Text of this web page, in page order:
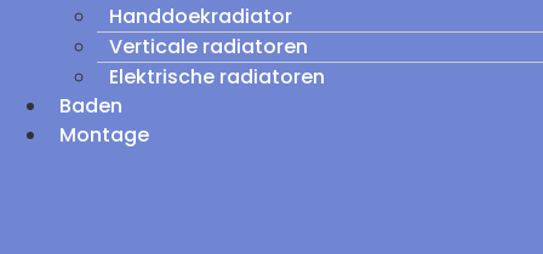
Handdoekradiator
Verticale radiatoren
Elektrische radiatoren
Baden
Montage